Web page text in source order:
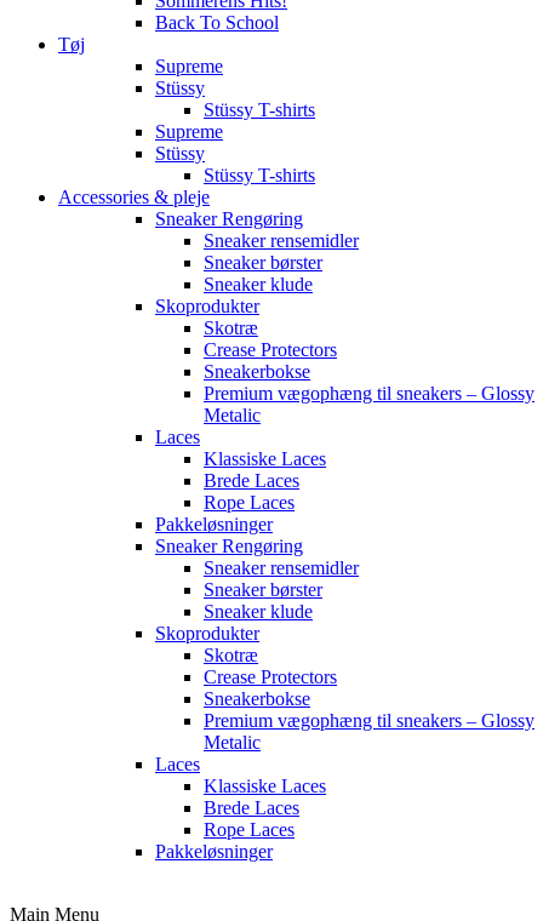
Back To School
Tøj
Supreme
Stüssy
Stüssy T-shirts
Supreme
Stüssy
Stüssy T-shirts
Accessories & pleje
Sneaker Rengøring
Sneaker rensemidler
Sneaker børster
Sneaker klude
Skoprodukter
Skotræ
Crease Protectors
Sneakerbokse
Premium vægophæng til sneakers – Glossy
Metalic
Laces
Klassiske Laces
Brede Laces
Rope Laces
Pakkeløsninger
Sneaker Rengøring
Sneaker rensemidler
Sneaker børster
Sneaker klude
Skoprodukter
Skotræ
Crease Protectors
Sneakerbokse
Premium vægophæng til sneakers – Glossy
Metalic
Laces
Klassiske Laces
Brede Laces
Rope Laces
Pakkeløsninger
Main Menu